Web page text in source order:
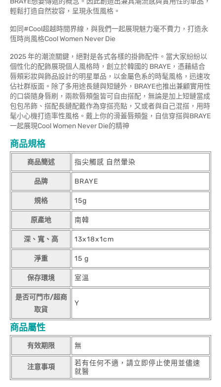
輕鬆打造自然妝容，呈現永恆風格。
如同#Cool超越時間界線，與我們一起展現魅力毫不費力，打造永
恆時尚風格Cool Women Never Die
2025 年的潮流關鍵，絕對是各式各樣的掛飾配件。當大家紛紛以
個性化的配飾展現個人風格時，創立於韓國的 BRAYE，憑藉結合
唇頰彩妝與飾品設計的明星單品，以金屬色系的時髦風格，迅速攻
佔社群版面。除了多用途長鏈與短鏈外，BRAYE也推出兼顧實用性
的口袋隨身唇刷，兩款唇頰盤皆可自由搭配，無論是加上短鏈當成
包包吊飾、搭配長鏈配戴作為穿搭亮點，又或者與自己混搭，用時
髦小心機打造率性風格。戴上你的滑蓋唇頰盤，自信穿搭與BRAYE
一起展現Cool Women Never Die的精神
商品規格
商品簡述 指尖觸感 自然暈染
品牌 BRAYE
規格 15g
原產地 南韓
深、寬、高 13x18x1cm
淨重 15 g
保存環境 室溫
是否可門市/超商
取貨
Y
商品屬性
有效期限 無
注意事項
若有任何不適，請立即停止使用並儘速
就醫